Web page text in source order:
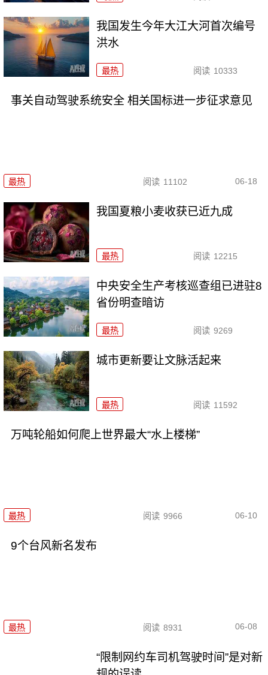
我国发生今年大江大河首次编号
洪水
最热 阅读 10333
事关自动驾驶系统安全 相关国标进一步征求意见
最热 阅读 11102 06-18
我国夏粮小麦收获已近九成
最热 阅读 12215
中央安全生产考核巡查组已进驻8
省份明查暗访
最热 阅读 9269
城市更新要让文脉活起来
最热 阅读 11592
万吨轮船如何爬上世界最大“水上楼梯”
最热 阅读 9966 06-10
9个台风新名发布
最热 阅读 8931 06-08
“限制网约车司机驾驶时间”是对新